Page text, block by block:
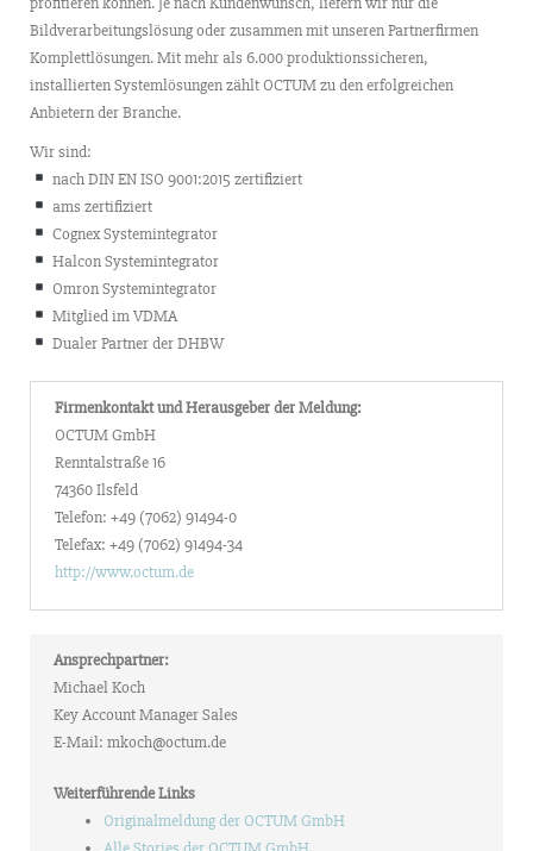
Bildverarbeitungslösung oder zusammen mit unseren Partnerfirmen
Komplettlösungen. Mit mehr als 6.000 produktionssicheren,
installierten Systemlösungen zählt OCTUM zu den erfolgreichen
Anbietern der Branche.
Wir sind:
nach DIN EN ISO 9001:2015 zertifiziert
ams zertifiziert
Cognex Systemintegrator
Halcon Systemintegrator
Omron Systemintegrator
Mitglied im VDMA
Dualer Partner der DHBW
Firmenkontakt und Herausgeber der Meldung:
OCTUM GmbH
Renntalstraße 16
74360 Ilsfeld
Telefon: +49 (7062) 91494-0
Telefax: +49 (7062) 91494-34
http://www.octum.de
Ansprechpartner:
Michael Koch
Key Account Manager Sales
E-Mail: mkoch@octum.de
Weiterführende Links
Originalmeldung der OCTUM GmbH